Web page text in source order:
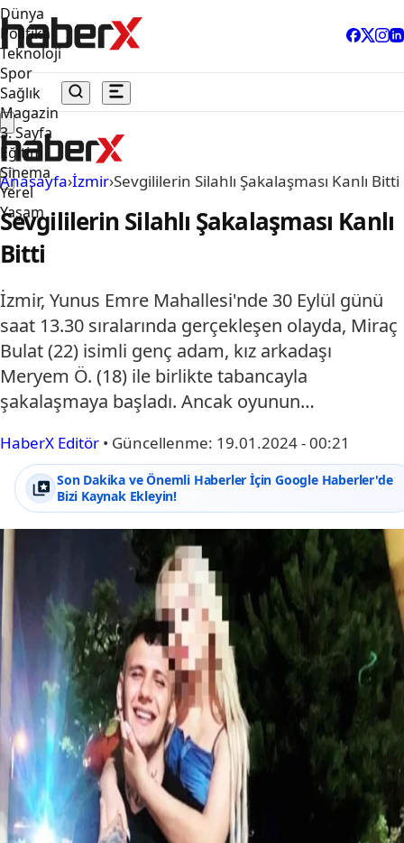
Dünya
Politika
Teknoloji
Spor
Sağlık
Magazin
3. Sayfa
Eğitim
Sinema
Yerel
Yaşam
Anasayfa›İzmir›Sevgililerin Silahlı Şakalaşması Kanlı Bitti
Sevgililerin Silahlı Şakalaşması Kanlı
Bitti
İzmir, Yunus Emre Mahallesi'nde 30 Eylül günü
saat 13.30 sıralarında gerçekleşen olayda, Miraç
Bulat (22) isimli genç adam, kız arkadaşı
Meryem Ö. (18) ile birlikte tabancayla
şakalaşmaya başladı. Ancak oyunun…
HaberX Editör • Güncellenme: 19.01.2024 - 00:21
Son Dakika ve Önemli Haberler İçin Google Haberler'de
Bizi Kaynak Ekleyin!